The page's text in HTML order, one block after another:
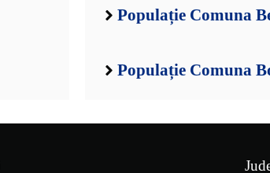
Populație Comuna
Populație Comuna